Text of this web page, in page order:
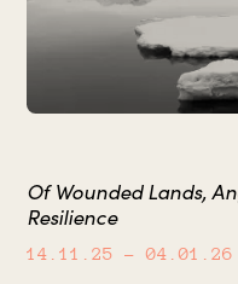
Of Wounded Lands,
Resilience
14.11.25 – 04.01.26